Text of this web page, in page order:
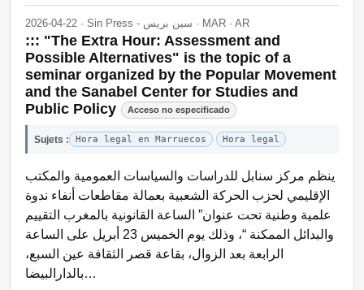
2026-04-22 · Sin Press - سين بريس · MAR · AR
::: "The Extra Hour: Assessment and
Possible Alternatives" is the topic of a
seminar organized by the Popular Movement
and the Sanabel Center for Studies and
Public Policy
Acceso no especificado
Sujets : Hora legal en Marruecos Hora legal
ينظم مركز سنابل للدراسات والسياسات العمومية والمكتب
الإقليمي لحزب الحركة الشعبية بعمالة مقاطعات أنفاء ندوة
علمية وطنية تحت عنوان” الساعة القانونية بالمغرب التقييم
والبدائل الممكنة “، وذلك يوم الخميس 23 أبريل على الساعة
الرابعة بعد الزوال، بقاعة قصر الثقافة عين السبع،
بالدارالبيضا…